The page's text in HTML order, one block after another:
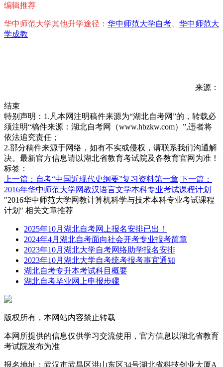
编辑推荐
华中师范大学其他升学途径： 华中师范大学自考
华中师范大
学成教
来源：
结束
特别声明：1.凡本网注明稿件来源为“湖北自考网”的，转载必
须注明“稿件来源：湖北自考网（www.hbzkw.com）”,违者将
依法追究责任；
2.部分稿件来源于网络，如有不实或侵权，请联系我们沟通解
决。最新官方信息请以湖北省教育考试院及各教育官网为准！
标签：
上一篇：自考“中国近现代史纲要”复习资料第一章 下一篇：
2016年华中师范大学网教汉语言文学本科专业考试课程计划
"2016华中师范大学网教计算机科学与技术本科专业考试课程
计划" 相关文章推荐
2025年10月湖北自考网上报名安排已出！
2024年4月湖北自考面向社会开考专业报考简章
2023年10月湖北大学自考网络助学报名安排
2023年10月湖北大学自考统考报考事宜通知
湖北自考专升本考试科目概要
湖北自考毕业网上申报步骤
版权所有，本网站内容禁止转载
本网所提供的信息仅供学习交流使用，官方信息以湖北省教育
考试院发布为准
报名地址：武汉市武昌区洪山东区34号湖北省科技创业大厦A